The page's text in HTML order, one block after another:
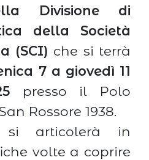
Divisione di
della Società
(SCI) che si terrà
7 a giovedì 11
presso il Polo
Rossore 1938.
si articolerà in
volte a coprire